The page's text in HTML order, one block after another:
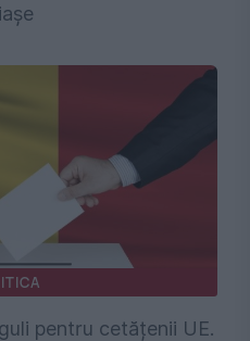
pentru cetățenii UE.